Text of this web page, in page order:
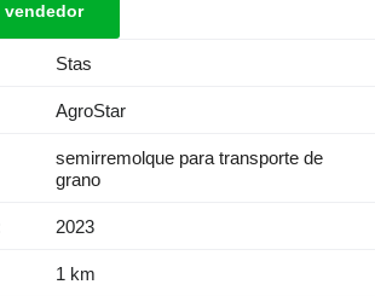
vendedor
Stas
AgroStar
semirremolque para transporte de
grano
2023
1 km